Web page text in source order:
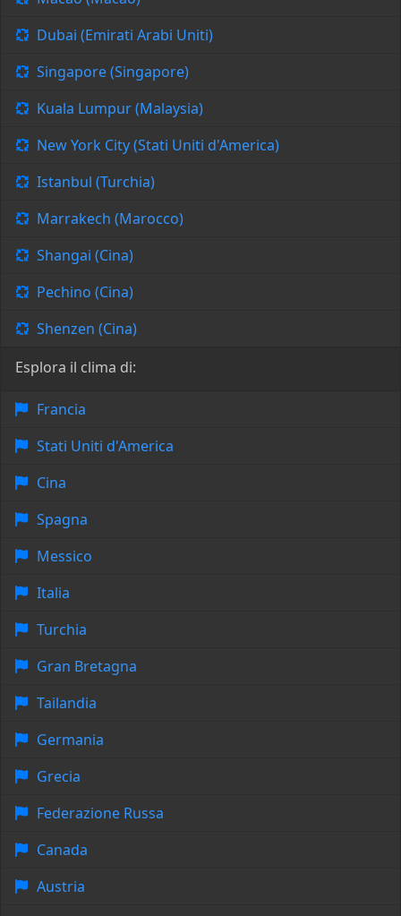
Dubai (Emirati Arabi Uniti)
Singapore (Singapore)
Kuala Lumpur (Malaysia)
New York City (Stati Uniti d'America)
Istanbul (Turchia)
Marrakech (Marocco)
Shangai (Cina)
Pechino (Cina)
Shenzen (Cina)
Esplora il clima di:
Francia
Stati Uniti d'America
Cina
Spagna
Messico
Italia
Turchia
Gran Bretagna
Tailandia
Germania
Grecia
Federazione Russa
Canada
Austria